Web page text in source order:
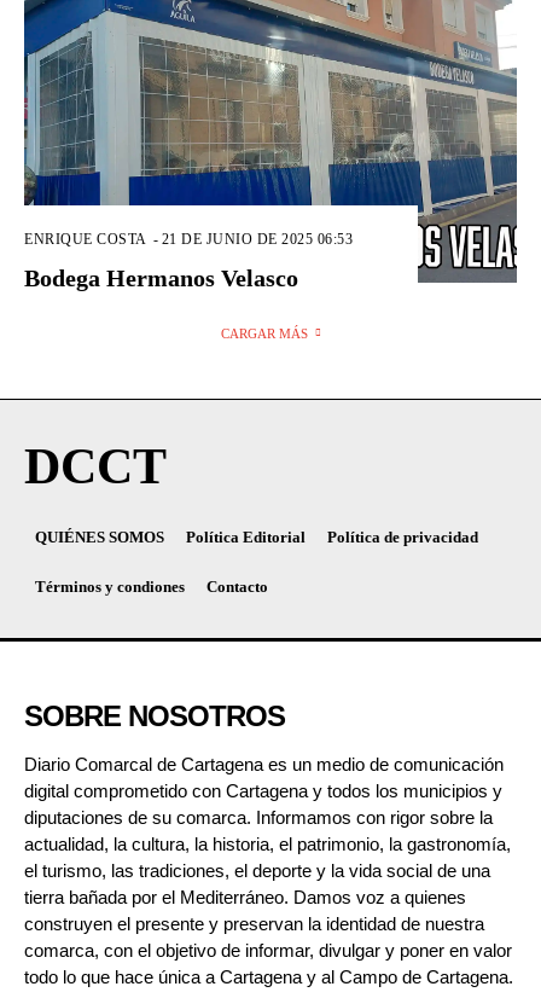
ENRIQUE COSTA - 21 DE JUNIO DE 2025 06:53
Bodega Hermanos Velasco
CARGAR MÁS
DCCT
QUIÉNES SOMOS Política Editorial Política de privacidad
Términos y condiones Contacto
SOBRE NOSOTROS
Diario Comarcal de Cartagena es un medio de comunicación
digital comprometido con Cartagena y todos los municipios y
diputaciones de su comarca. Informamos con rigor sobre la
actualidad, la cultura, la historia, el patrimonio, la gastronomía,
el turismo, las tradiciones, el deporte y la vida social de una
tierra bañada por el Mediterráneo. Damos voz a quienes
construyen el presente y preservan la identidad de nuestra
comarca, con el objetivo de informar, divulgar y poner en valor
todo lo que hace única a Cartagena y al Campo de Cartagena.